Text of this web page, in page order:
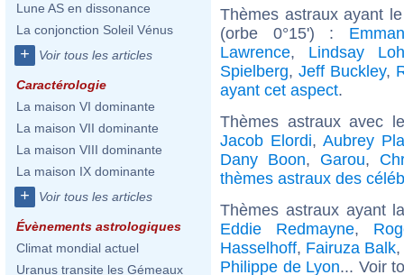
Lune AS en dissonance
La conjonction Soleil Vénus
+ Voir tous les articles
Caractérologie
La maison VI dominante
La maison VII dominante
La maison VIII dominante
La maison IX dominante
+ Voir tous les articles
Évènements astrologiques
Climat mondial actuel
Uranus transite les Gémeaux
Thèmes astraux ayant
(orbe 0°15') :
Lawrence, Lindsay
Spielberg,Jeff Buckley,
ayant cet aspect.
Thèmes astraux avec
Jacob Elordi,Aubrey
Dany Boon, Garou,
thèmes astraux des
Thèmes astraux ayant
Eddie Redmayne,
Hasselhoff, Fairuza Balk
Philippe de Lyon... Voir